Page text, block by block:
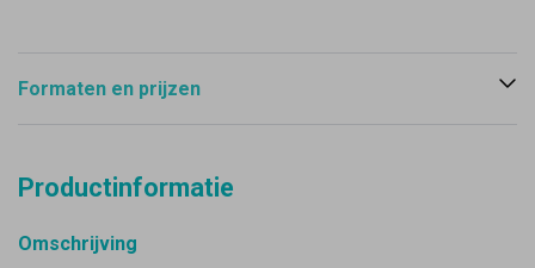
Formaten en prijzen
Productinformatie
Omschrijving